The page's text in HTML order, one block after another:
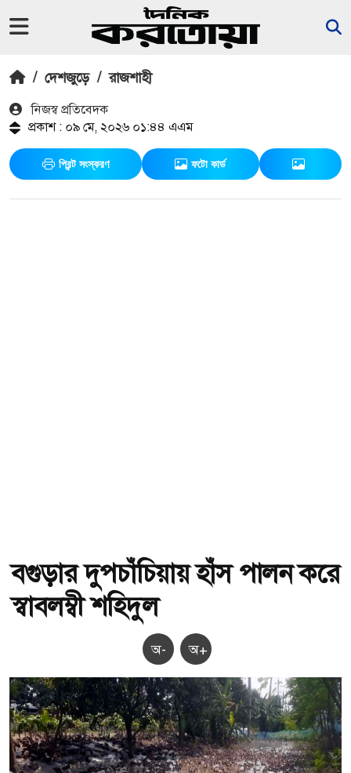
/ দেশজুড়ে / রাজশাহী
নিজস্ব প্রতিবেদক
প্রকাশ : ০৯ মে, ২০২৬ ০১:৪৪ এএম
প্রিন্ট সংস্করণ ফটো কার্ড
বগুড়ার দুপচাঁচিয়ায় হাঁস পালন করে
স্বাবলম্বী শহিদুল
অ- অ+